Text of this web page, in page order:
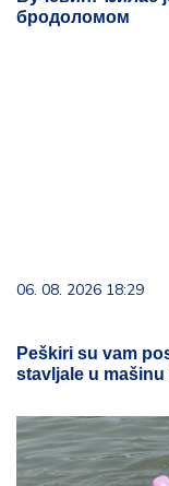
бродоломом
06. 08. 2026 18:29
Peškiri su vam
stavljale u mašinu